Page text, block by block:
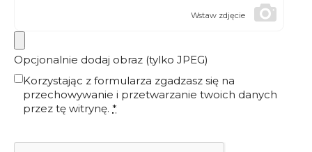
Wstaw zdjęcie
Opcjonalnie dodaj obraz (tylko JPEG)
Korzystając z formularza zgadzasz się na
przechowywanie i przetwarzanie twoich danych
przez tę witrynę. *